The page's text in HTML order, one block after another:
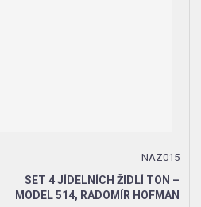
NAZ015
SET 4 JÍDELNÍCH ŽIDLÍ TON –
MODEL 514, RADOMÍR HOFMAN